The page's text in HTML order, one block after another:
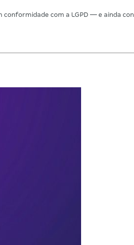
com a LGPD — e ainda